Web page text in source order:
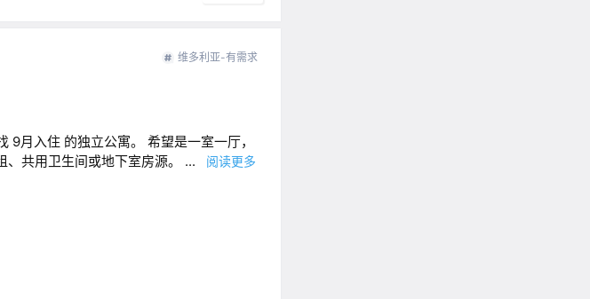
维多利亚-有需求
9月入住 的独立公寓。 希望是一室一厅，
、共用卫生间或地下室房源。 ...
阅读更多